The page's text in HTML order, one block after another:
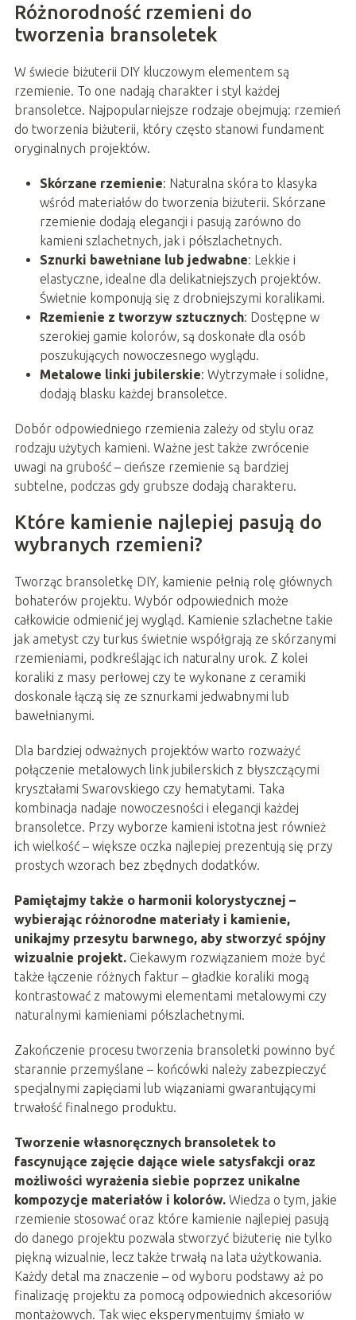
Różnorodność rzemieni do
tworzenia bransoletek
W świecie biżuterii DIY kluczowym elementem są
rzemienie. To one nadają charakter i styl każdej
bransoletce. Najpopularniejsze rodzaje obejmują: rzemień
do tworzenia biżuterii, który często stanowi fundament
oryginalnych projektów.
Skórzane rzemienie: Naturalna skóra to klasyka
wśród materiałów do tworzenia biżuterii. Skórzane
rzemienie dodają elegancji i pasują zarówno do
kamieni szlachetnych, jak i półszlachetnych.
Sznurki bawełniane lub jedwabne: Lekkie i
elastyczne, idealne dla delikatniejszych projektów.
Świetnie komponują się z drobniejszymi koralikami.
Rzemienie z tworzyw sztucznych: Dostępne w
szerokiej gamie kolorów, są doskonałe dla osób
poszukujących nowoczesnego wyglądu.
Metalowe linki jubilerskie: Wytrzymałe i solidne,
dodają blasku każdej bransoletce.
Dobór odpowiedniego rzemienia zależy od stylu oraz
rodzaju użytych kamieni. Ważne jest także zwrócenie
uwagi na grubość – cieńsze rzemienie są bardziej
subtelne, podczas gdy grubsze dodają charakteru.
Które kamienie najlepiej pasują do
wybranych rzemieni?
Tworząc bransoletkę DIY, kamienie pełnią rolę głównych
bohaterów projektu. Wybór odpowiednich może
całkowicie odmienić jej wygląd. Kamienie szlachetne takie
jak ametyst czy turkus świetnie współgrają ze skórzanymi
rzemieniami, podkreślając ich naturalny urok. Z kolei
koraliki z masy perłowej czy te wykonane z ceramiki
doskonale łączą się ze sznurkami jedwabnymi lub
bawełnianymi.
Dla bardziej odważnych projektów warto rozważyć
połączenie metalowych link jubilerskich z błyszczącymi
kryształami Swarovskiego czy hematytami. Taka
kombinacja nadaje nowoczesności i elegancji każdej
bransoletce. Przy wyborze kamieni istotna jest również
ich wielkość – większe oczka najlepiej prezentują się przy
prostych wzorach bez zbędnych dodatków.
Pamiętajmy także o harmonii kolorystycznej –
wybierając różnorodne materiały i kamienie,
unikajmy przesytu barwnego, aby stworzyć spójny
wizualnie projekt.Ciekawym rozwiązaniem może być
także łączenie różnych faktur – gładkie koraliki mogą
kontrastować z matowymi elementami metalowymi czy
naturalnymi kamieniami półszlachetnymi.
Zakończenie procesu tworzenia bransoletki powinno być
starannie przemyślane – końcówki należy zabezpieczyć
specjalnymi zapięciami lub wiązaniami gwarantującymi
trwałość finalnego produktu.
Tworzenie własnoręcznych bransoletek to
fascynujące zajęcie dające wiele satysfakcji oraz
możliwości wyrażenia siebie poprzez unikalne
kompozycje materiałów i kolorów.Wiedza o tym, jakie
rzemienie stosować oraz które kamienie najlepiej pasują
do danego projektu pozwala stworzyć biżuterię nie tylko
piękną wizualnie, lecz także trwałą na lata użytkowania.
Każdy detal ma znaczenie – od wyboru podstawy aż po
finalizację projektu za pomocą odpowiednich akcesoriów
montażowych. Tak więc eksperymentujmy śmiało w